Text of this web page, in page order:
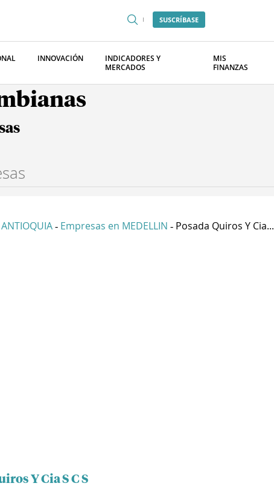
SUSCRÍBASE
INNOVACIÓN
INDICADORES Y
MERCADOS
MIS
FINANZAS
- Empresas en MEDELLIN - Posada Quiros Y Cia...
Y Cia S C S